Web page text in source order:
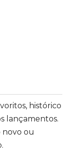
histórico
lançamentos.
ou